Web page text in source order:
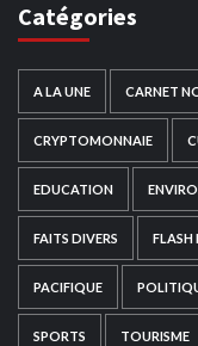
Catégories
A LA UNE CARNET
CRYPTOMONNAIE
EDUCATION
FAITS DIVERS FLASH
PACIFIQUE
SPORTS TOURISME